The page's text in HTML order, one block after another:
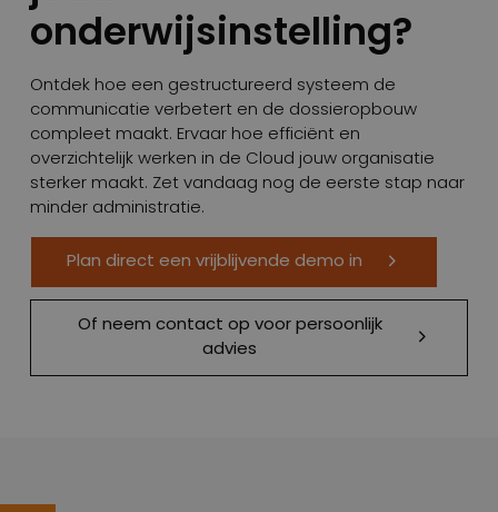
onderwijsinstelling?
Ontdek hoe een gestructureerd systeem de
communicatie verbetert en de dossieropbouw
compleet maakt. Ervaar hoe efficiënt en
overzichtelijk werken in de Cloud jouw organisatie
sterker maakt. Zet vandaag nog de eerste stap naar
minder administratie.
Plan direct een vrijblijvende demo in
Of neem contact op voor persoonlijk
advies